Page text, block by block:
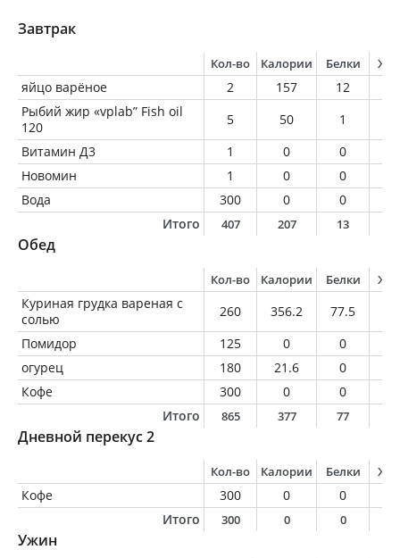
Завтрак
Кол-во Калории Белки
яйцо варёное 2 157 12
Рыбий жир «vplab” Fish oil
120
5 50 1
Витамин Д3
1 0 0
Новомин
1 0 0
Вода
300 0 0
Итого
407 207 13
Обед
Кол-во Калории Белки
Куриная грудка вареная с
солью
260 356.2 77.5
Помидор
125 0 0
огурец
180 21.6 0
Кофе
300 0 0
Итого
865 377 77
Дневной перекус 2
Кол-во Калории Белки
Кофе 300 0 0
Итого
300 0 0
Ужин